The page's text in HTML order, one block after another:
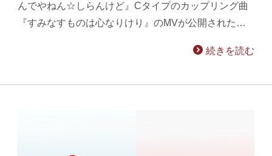
んでやねん☆しらんけど』Cタイプのカップリング曲
『すみなすものは心なりけり』のMVが公開された…
続きを読む